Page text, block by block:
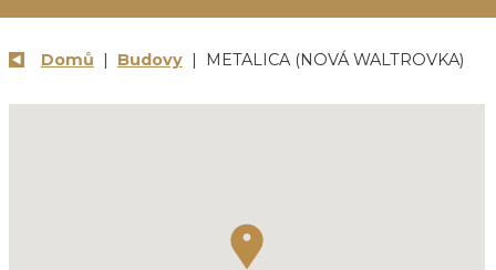
Domů | Budovy| METALICA (NOVÁ WALTROVKA)